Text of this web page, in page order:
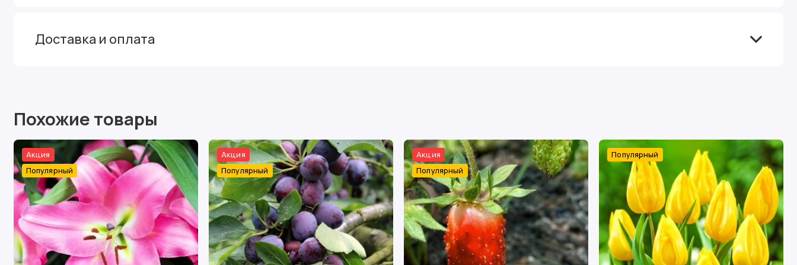
Доставка и оплата
Похожие товары
Акция
Популярный
Акция
Популярный
Акция
Популярный
Популярный